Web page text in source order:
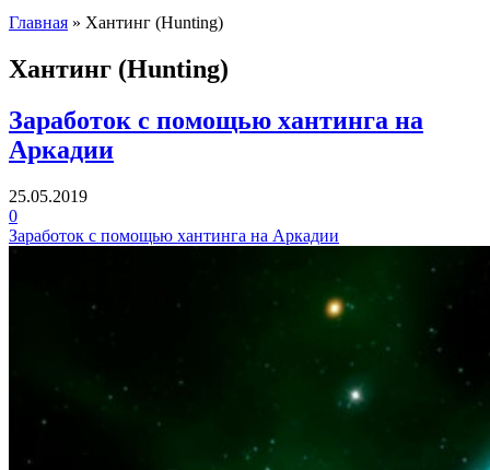
Главная » Хантинг (Hunting)
Хантинг (Hunting)
Заработок с помощью хантинга на
Аркадии
25.05.2019
0
Заработок с помощью хантинга на Аркадии